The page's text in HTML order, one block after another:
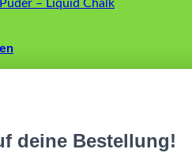
– Liquid Chalk
deine Bestellung!